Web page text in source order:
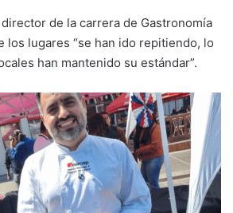
de la carrera de Gastronomía
los lugares “se han ido repitiendo, lo
han mantenido su estándar”.